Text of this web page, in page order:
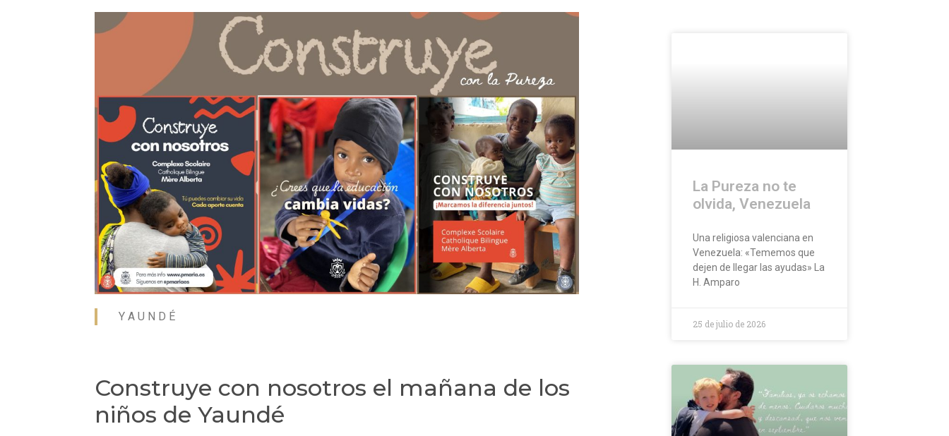
Y A U N D É
Construye con nosotros el mañana de los
niños de Yaundé
La Pureza no te
olvida, Venezuela
Una religiosa valenciana en
Venezuela: «Tememos que
dejen de llegar las ayudas» La
H. Amparo
25 de julio de 2026